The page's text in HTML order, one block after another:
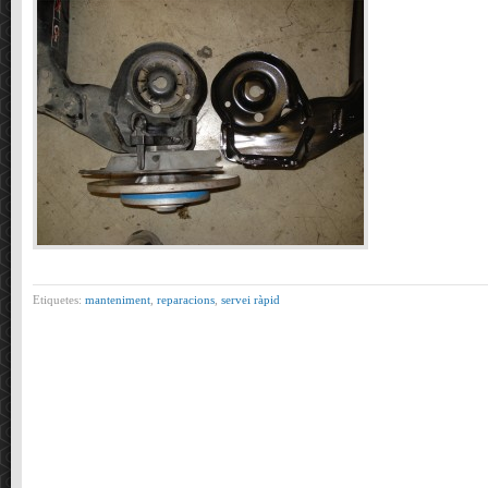
Etiquetes: manteniment reparacions servei ràpid